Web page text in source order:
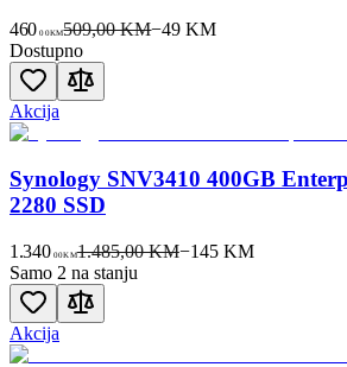
460 00KM509,00 KM−49 KM
Dostupno
Akcija
Synology SNV3410 400GB
2280 SSD
1.340 00KM1.485,00 KM−145KM
Samo 2 na stanju
Akcija